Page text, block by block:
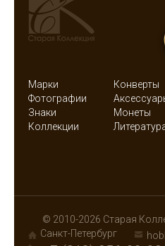
Марки Конверты
Фотографии
Знаки
Монеты
Коллекции
© 2010-2026 Старая
Санкт-Петербург